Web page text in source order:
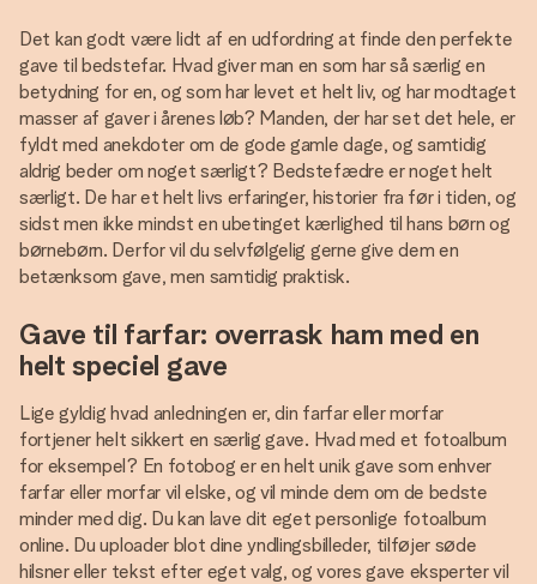
Det kan godt være lidt af en udfordring at finde den perfekte
gave til bedstefar. Hvad giver man en som har så særlig en
betydning for en, og som har levet et helt liv, og har modtaget
masser af gaver i årenes løb? Manden, der har set det hele, er
fyldt med anekdoter om de gode gamle dage, og samtidig
aldrig beder om noget særligt? Bedstefædre er noget helt
særligt. De har et helt livs erfaringer, historier fra før i tiden, og
sidst men ikke mindst en ubetinget kærlighed til hans børn og
børnebørn. Derfor vil du selvfølgelig gerne give dem en
betænksom gave, men samtidig praktisk.
Gave til farfar: overrask ham med en
helt speciel gave
Lige gyldig hvad anledningen er, din farfar eller morfar
fortjener helt sikkert en særlig gave. Hvad med et fotoalbum
for eksempel? En fotobog er en helt unik gave som enhver
farfar eller morfar vil elske, og vil minde dem om de bedste
minder med dig. Du kan lave dit eget personlige fotoalbum
online. Du uploader blot dine yndlingsbilleder, tilføjer søde
hilsner eller tekst efter eget valg, og vores gave eksperter vil